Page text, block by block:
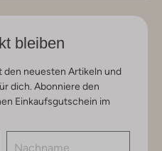
bleiben
den neuesten Artikeln und
dich. Abonniere den
Einkaufsgutschein im